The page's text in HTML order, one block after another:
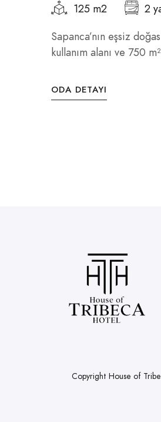
125 m2 2
Sapanca’nın eşsiz
kullanım alanı ve 750
ODA DETAYI
Copyright House of